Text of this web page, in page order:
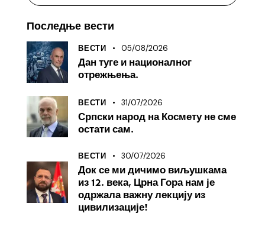
Последње вести
ВЕСТИ 05/08/2026
Дан туге и националног
отрежњења.
ВЕСТИ 31/07/2026
Српски народ на Космету не сме
остати сам.
ВЕСТИ 30/07/2026
Док се ми дичимо виљушкама
из 12. века, Црна Гора нам је
одржала важну лекцију из
цивилизације!